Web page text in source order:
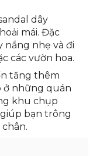
lý tưởng.
chuyển nhiều
dễ phối với
dây
mái. Đặc
nhẹ và đi
các vườn hoa.
tăng thêm
những quán